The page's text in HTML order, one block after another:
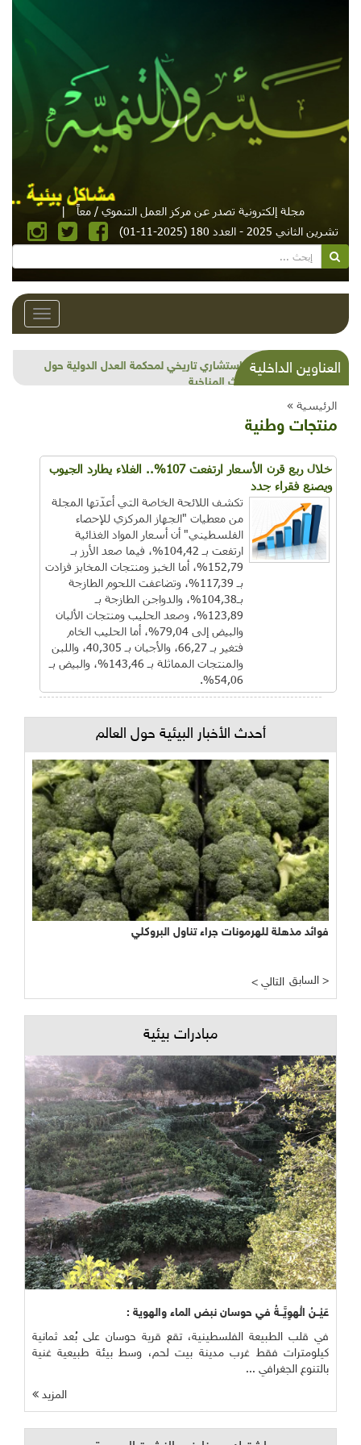
مجلة إلكترونية تصدر عن مركز العمل التنموي / معاً
|
تشرين الثاني 2025 - العدد 180 (2025-11-01)
Toggle
العناوين الداخليةشذرات بيئية وتنموية...بنية تحتية وحلويات قبيحة
وحاكورة ونوبل وزيتون و"سيباط"
الرئيسية »
منتجات وطنية
خلال ربع قرن الأسعار ارتفعت 107%.. الغلاء يطارد الجيوب
ويصنع فقراء جدد
تكشف اللائحة الخاصة التي أعدّتها المجلة
من معطيات "الجهاز المركزي للإحصاء
الفلسطيني" أن أسعار المواد الغذائية
ارتفعت بـ 104,42%، فيما صعد الأرز بـ
152,79%، أما الخبز ومنتجات المخابز فزادت
بـ 117,39%، وتضاعفت اللحوم الطازجة
بـ104,38%، والدواجن الطازجة بـ
123,89%، وصعد الحليب ومنتجات الألبان
والبيض إلى 79,04%، أما الحليب الخام
فتغير بـ 66,27، والأجبان بـ 40,305، واللبن
والمنتجات المماثلة بـ 143,46%، والبيض بـ
54,06%.
أحدث الأخبار البيئية حول العالم
فوائد مذهلة للهرمونات جراء تناول البروكلي
< التالي السابق >
مبادرات بيئية
عَيْــنُ الْهوِيَّــةُ في حوسان نبض الماء والهوية :
في قلب الطبيعة الفلسطينية، تقع قرية حوسان على بُعد ثمانية
كيلومترات فقط غرب مدينة بيت لحم، وسط بيئة طبيعية غنية
بالتنوع الجغرافي ...
المزيد